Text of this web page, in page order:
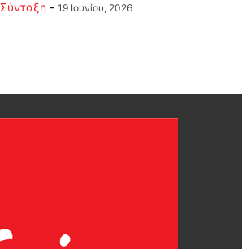
Σύνταξη - 19 Ιουνίου, 2026